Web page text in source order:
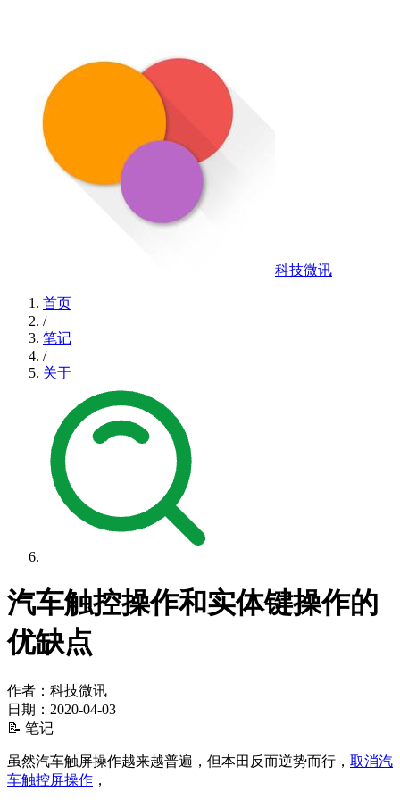
科技微讯
首页
/
笔记
/
关于
汽车触控操作和实体键操作的
优缺点
作者：科技微讯
日期： 2020-04-03
📝 笔记
虽然汽车触屏操作越来越普遍，但本田反而逆势而行， 取消汽
车触控屏操作 ，